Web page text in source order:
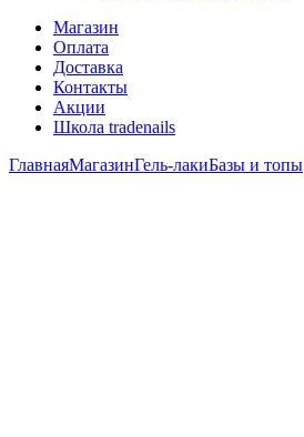
Магазин
Оплата
Доставка
Контакты
Акции
Школа tradenails
ГлавнаяМагазинГель-лакиБазы и топы